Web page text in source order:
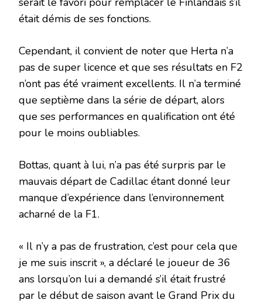
était démis de ses fonctions.
Cependant, il convient de noter que Herta n’a
pas de super licence et que ses résultats en F2
n’ont pas été vraiment excellents. Il n’a terminé
que septième dans la série de départ, alors
que ses performances en qualification ont été
pour le moins oubliables.
Bottas, quant à lui, n’a pas été surpris par le
mauvais départ de Cadillac étant donné leur
manque d’expérience dans l’environnement
acharné de la F1.
« Il n’y a pas de frustration, c’est pour cela que
je me suis inscrit », a déclaré le joueur de 36
ans lorsqu’on lui a demandé s’il était frustré
par le début de saison avant le Grand Prix du